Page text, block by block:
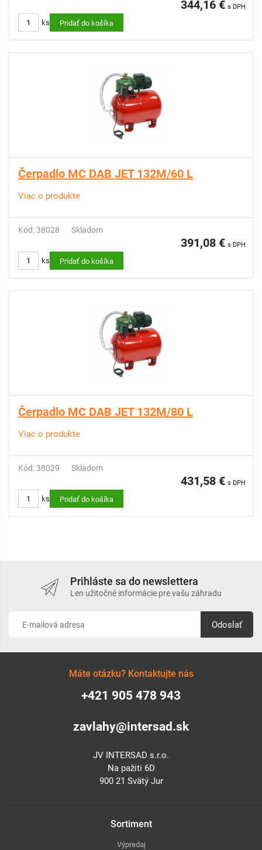
344,16 € s DPH
ks Pridať do košíka
Čerpadlo MC DAB JET 132M/60 L
Viac o produkte
Kód: 38028 Skladom
391,08 € s DPH
ks Pridať do košíka
Čerpadlo MC DAB JET 132M/80 L
Viac o produkte
Kód: 38029 Skladom
431,58 € s DPH
ks Pridať do košíka
Prihláste sa do newslettera
Len užitočné informácie pre vašu záhradu
Odoslať
Máte otázku? Kontaktujte nás
+421 905 478 943
zavlahy@intersad.sk
JV INTERSAD s.r.o.
Na pažiti 6D
900 21 Svätý Jur
Sortiment
Výpredaj